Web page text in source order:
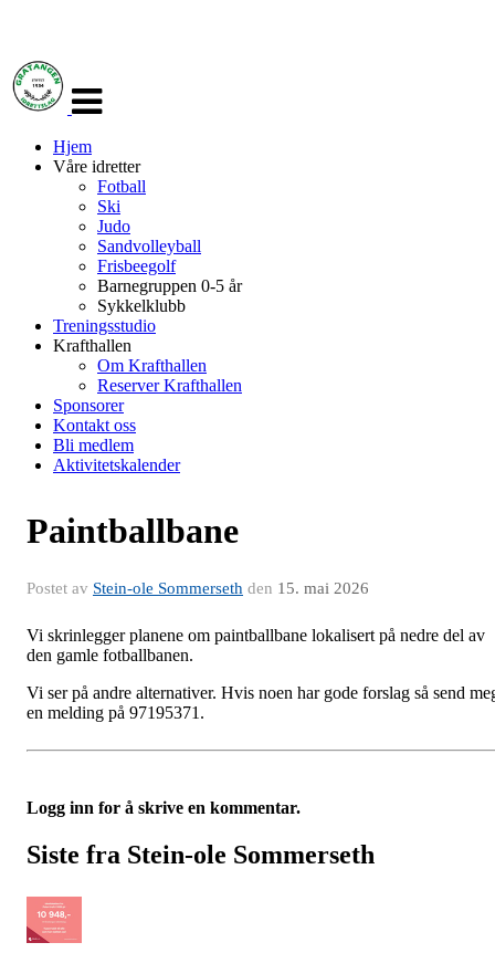
navigasjon
Hjem
Våre idretter
Fotball
Ski
Judo
Sandvolleyball
Frisbeegolf
Barnegruppen 0-5 år
Sykkelklubb
Treningsstudio
Krafthallen
Om Krafthallen
Reserver Krafthallen
Sponsorer
Kontakt oss
Bli medlem
Aktivitetskalender
Paintballbane
Postet av Stein-ole Sommerseth den 15. mai 2026
Vi skrinlegger planene om paintballbane lokalisert på nedre del av
den gamle fotballbanen.
Vi ser på andre alternativer. Hvis noen har gode forslag så send
en melding på 97195371.
Logg inn for å skrive en kommentar.
Siste fra Stein-ole Sommerseth